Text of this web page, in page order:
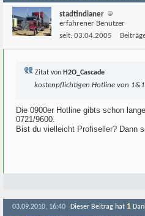
stadtindianer
erfahrener Benutzer
seit: 03.04.2005
Zitat von H2O_Cascade
kostenpflichtigen Hotline von
Die 0900er Hotline gibts schon
0721/9600.
Bist du vielleicht Profiseller? Dann
03.09.2010, 16:40 Dieser Beitrag hat 1